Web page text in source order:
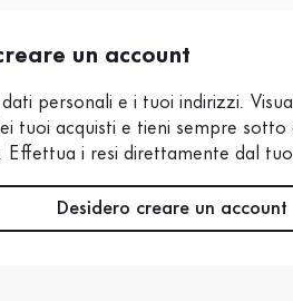
un account
personali e i tuoi indirizzi.
tuoi acquisti e tieni sempre
Effettua i resi direttamente dal
Desidero creare un account